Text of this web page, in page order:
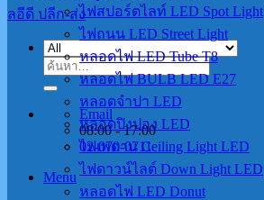
ค้นหา:
Email
08:00 - 17:00
02-070-0711
Menu
ไฟสปอร์ตไลท์ LED Spot Light
ไฟถนน LED Street Light
หลอดไฟ LED Tube T8
หลอดไฟ BULB LED E27
หลอดจำปา LED
หลอดปิงปอง LED
ไฟเพดาน Ceiling Light LED
ไฟดาวน์ไลต์ Down Light LED
หลอดไฟ LED Donut